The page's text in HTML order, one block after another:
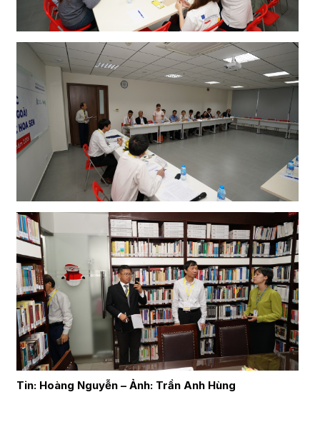
Tin: Hoàng Nguyễn – Ảnh: Trần Anh Hùng